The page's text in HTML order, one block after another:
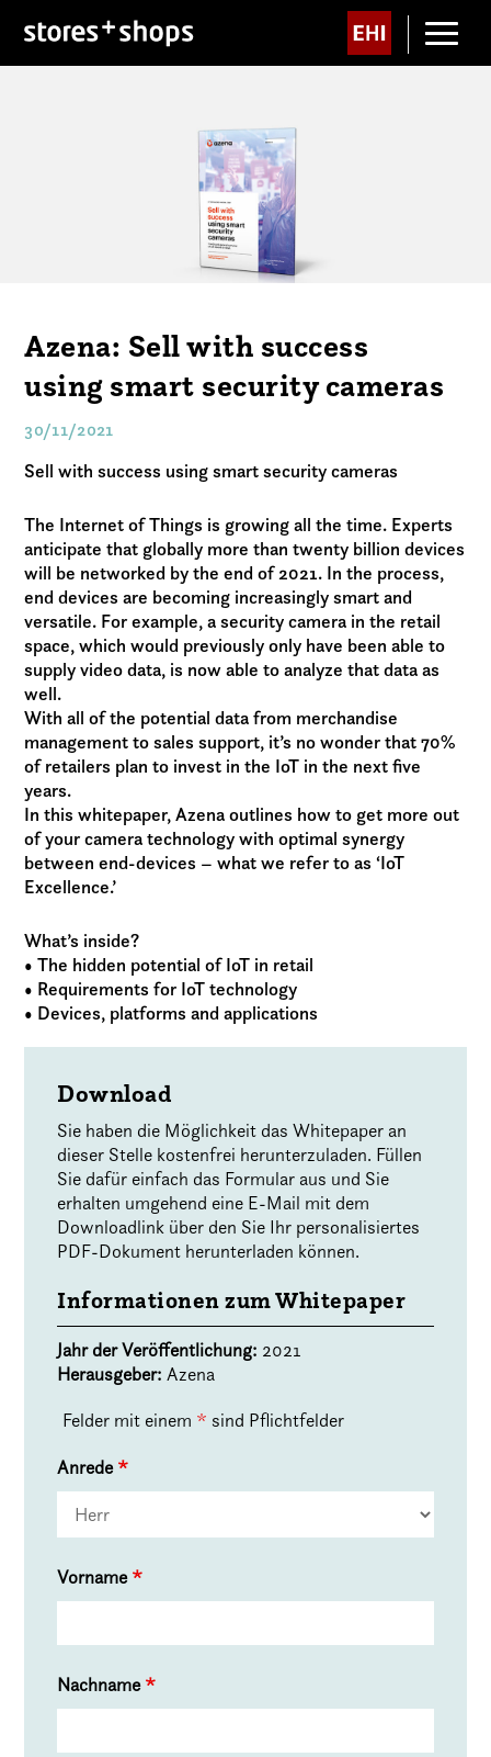
Azena: Sell with success
using smart security cameras
30/11/2021
Sell with success using smart security cameras
The Internet of Things is growing all the time. Experts
anticipate that globally more than twenty billion devices
will be networked by the end of 2021. In the process,
end devices are becoming increasingly smart and
versatile. For example, a security camera in the retail
space, which would previously only have been able to
supply video data, is now able to analyze that data as
well.
With all of the potential data from merchandise
management to sales support, it’s no wonder that 70%
of retailers plan to invest in the IoT in the next five
years.
In this whitepaper, Azena outlines how to get more out
of your camera technology with optimal synergy
between end-devices – what we refer to as ‘IoT
Excellence.’
What’s inside?
• The hidden potential of IoT in retail
• Requirements for IoT technology
• Devices, platforms and applications
Download
Sie haben die Möglichkeit das Whitepaper an
dieser Stelle kostenfrei herunterzuladen. Füllen
Sie dafür einfach das Formular aus und Sie
erhalten umgehend eine E-Mail mit dem
Downloadlink über den Sie Ihr personalisiertes
PDF-Dokument herunterladen können.
Informationen zum Whitepaper
Jahr der Veröffentlichung: 2021
Herausgeber:Azena
Felder mit einem * sind Pflichtfelder
Anrede *
Vorname *
Nachname *